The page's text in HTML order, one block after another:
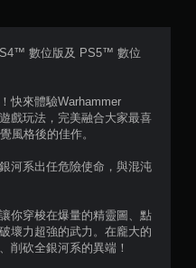
分
顆
，
共
數位版及 PS5™ 數位
快來體驗Warhammer
戲玩法，完美融合大家最喜
風格後的佳作。
河系出任危險使命，與混沌
你穿梭在爆量的精靈圖、點
壞力超強的武力。在龐大的
削砍全銀河系的異端！